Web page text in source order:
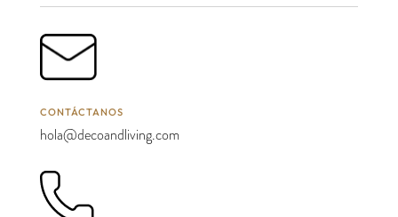
CONTÁCTANOS
hola@decoandliving.com